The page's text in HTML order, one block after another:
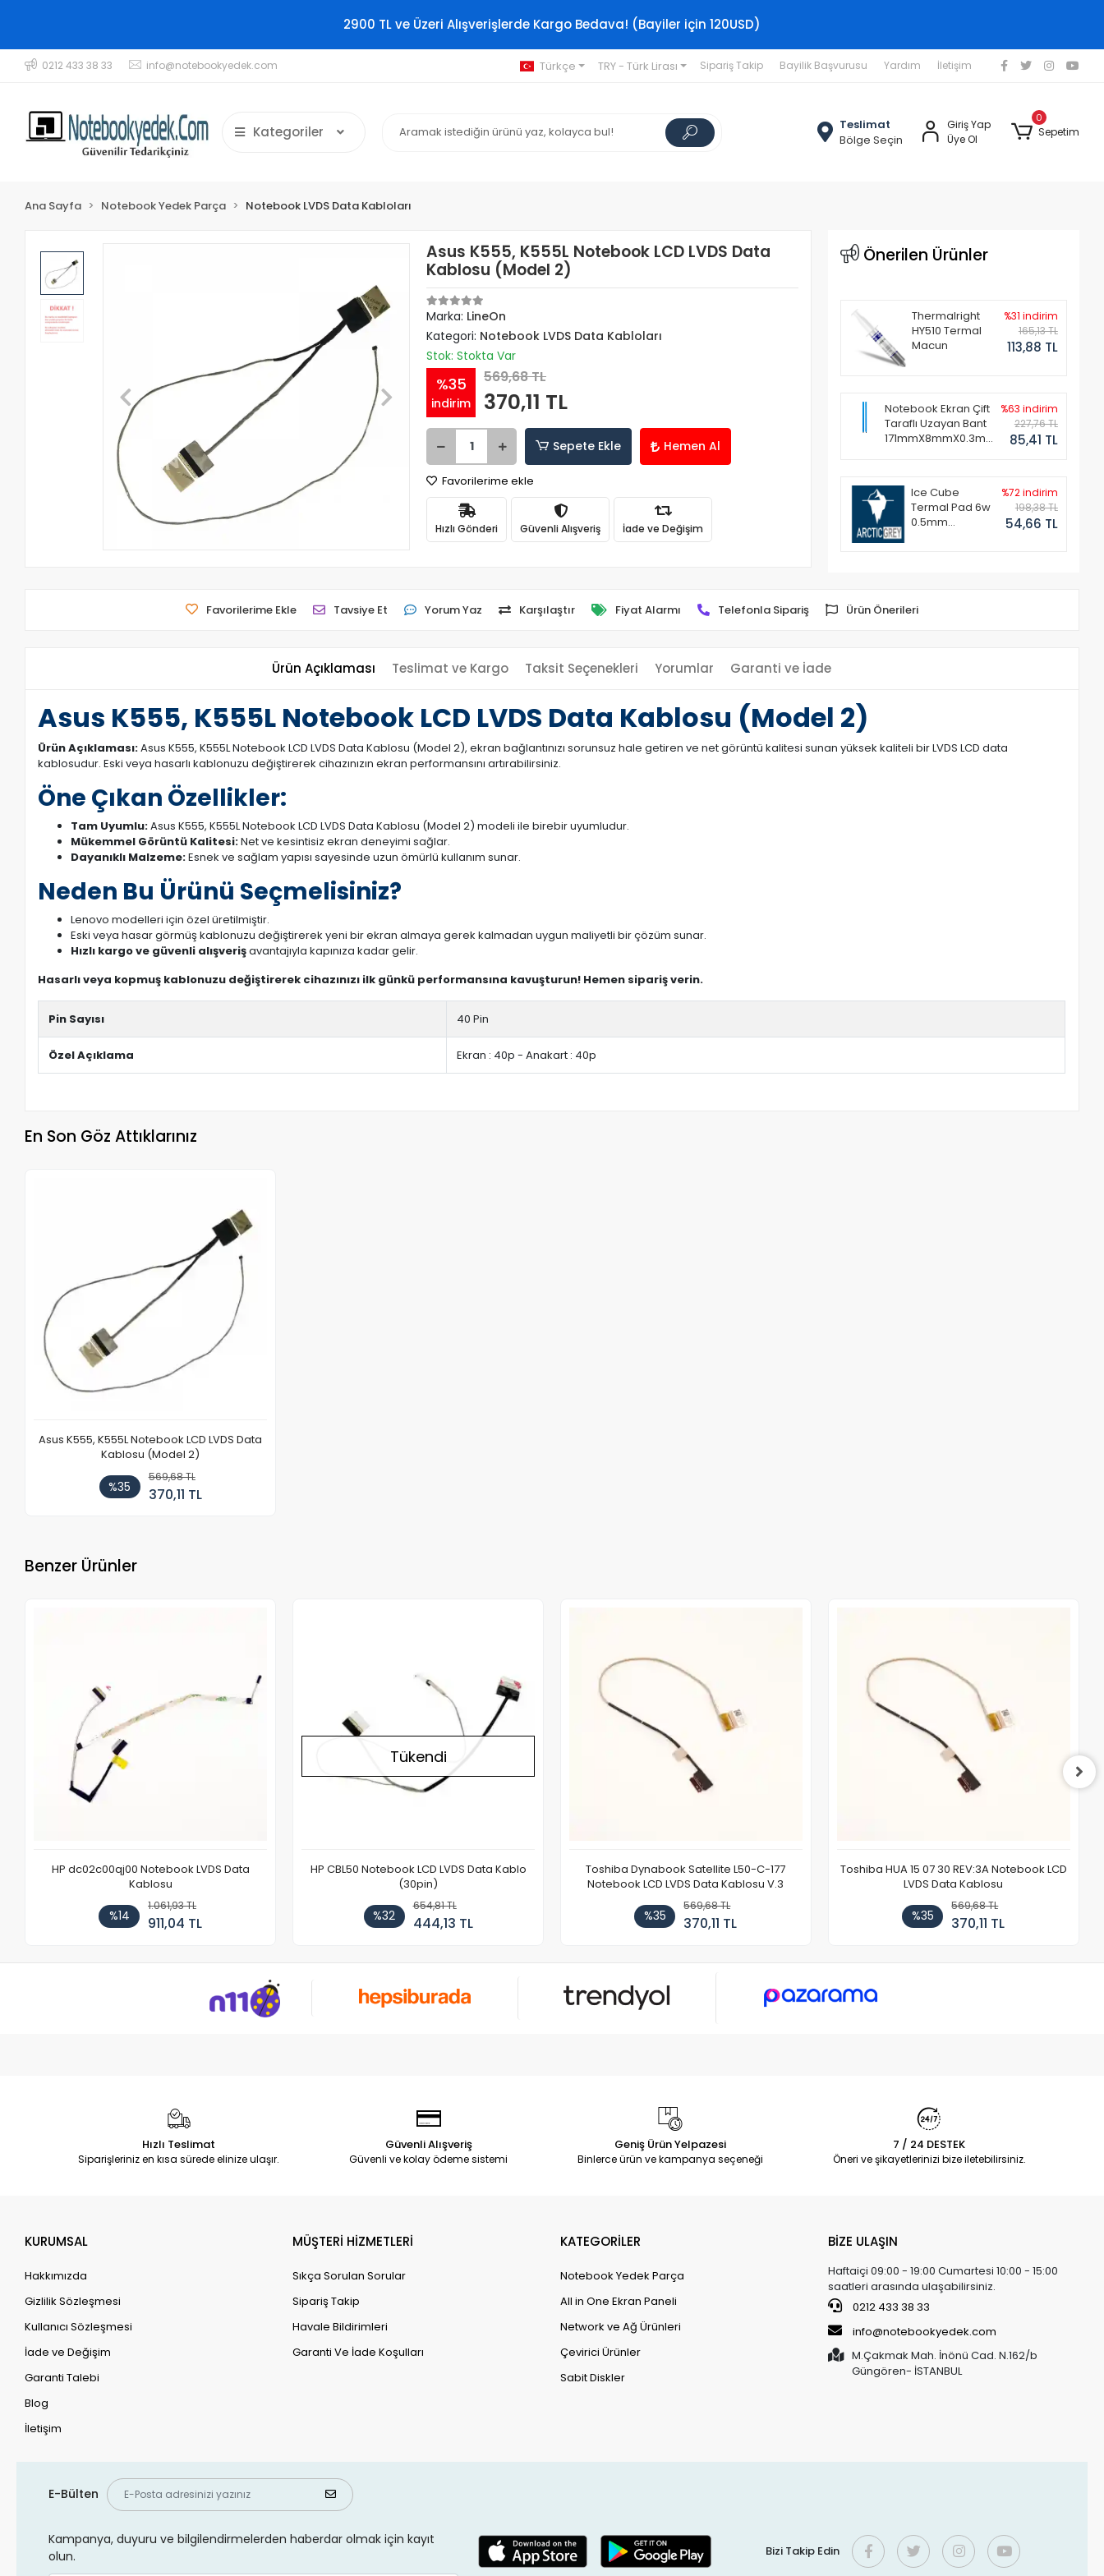
2900 TL ve Üzeri Alışverişlerde Kargo Bedava! (Bayiler için 120USD)
0212 433 38 33 info@notebookyedek.com Türkçe TRY - Türk Lirası Sipariş Takip Bayilik Başvurusu Yardım İletişim
Kategoriler
Teslimat
Bölge Seçin
Giriş Yap
Üye Ol
0
Sepetim
Ana Sayfa Notebook Yedek Parça Notebook LVDS Data Kabloları
Asus K555, K555L Notebook LCD LVDS Data
Kablosu (Model 2)
Marka: LineOn
Kategori: Notebook LVDS Data Kabloları
Stok: Stokta Var
%35
indirim
569,68 TL
370,11 TL
Sepete Ekle Hemen Al
Favorilerime ekle
Hızlı Gönderi Güvenli Alışveriş İade ve Değişim
Önerilen Ürünler
Thermalright
HY510 Termal
Macun
%31 indirim
165,13 TL
113,88 TL
Notebook Ekran Çift
Taraflı Uzayan Bant
171mmX8mmX0.3mm
%63 indirim
227,76 TL
85,41 TL
Ice Cube
Termal Pad 6w
0.5mm
%72 indirim
198,38 TL
54,66 TL
Favorilerime Ekle Tavsiye Et Yorum Yaz Karşılaştır Fiyat Alarmı Telefonla Sipariş Ürün Önerileri
Ürün Açıklaması Teslimat ve Kargo Taksit Seçenekleri Yorumlar Garanti ve İade
Asus K555, K555L Notebook LCD LVDS Data Kablosu (Model 2)
Ürün Açıklaması:Asus K555, K555L Notebook LCD LVDS Data Kablosu (Model 2), ekran bağlantınızı sorunsuz hale getiren ve net görüntü kalitesi sunan yüksek kaliteli bir LVDS LCD data
kablosudur. Eski veya hasarlı kablonuzu değiştirerek cihazınızın ekran performansını artırabilirsiniz.
Öne Çıkan Özellikler:
Tam Uyumlu:Asus K555, K555L Notebook LCD LVDS Data Kablosu (Model 2) modeli ile birebir uyumludur.
Mükemmel Görüntü Kalitesi:Net ve kesintisiz ekran deneyimi sağlar.
Dayanıklı Malzeme:Esnek ve sağlam yapısı sayesinde uzun ömürlü kullanım sunar.
Neden Bu Ürünü Seçmelisiniz?
Lenovo modelleri için özel üretilmiştir.
Eski veya hasar görmüş kablonuzu değiştirerek yeni bir ekran almaya gerek kalmadan uygun maliyetli bir çözüm sunar.
Hızlı kargo ve güvenli alışverişavantajıyla kapınıza kadar gelir.
Hasarlı veya kopmuş kablonuzu değiştirerek cihazınızı ilk günkü performansına kavuşturun! Hemen sipariş verin.
Pin Sayısı 40 Pin
Özel Açıklama Ekran : 40p - Anakart : 40p
En Son Göz Attıklarınız
Asus K555, K555L Notebook LCD LVDS Data
Kablosu (Model 2)
%35
569,68 TL
370,11 TL
Benzer Ürünler
HP dc02c00qj00 Notebook LVDS Data
Kablosu
%14
1.061,93 TL
911,04 TL
Tükendi
HP CBL50 Notebook LCD LVDS Data Kablo
(30pin)
%32
654,81 TL
444,13 TL
Toshiba Dynabook Satellite L50-C-177
Notebook LCD LVDS Data Kablosu V.3
%35
569,68 TL
370,11 TL
Toshiba HUA 15 07 30 REV:3A Notebook LCD
LVDS Data Kablosu
%35
569,68 TL
370,11 TL
Hızlı Teslimat
Siparişleriniz en kısa sürede elinize ulaşır.
Güvenli Alışveriş
Güvenli ve kolay ödeme sistemi
Geniş Ürün Yelpazesi
Binlerce ürün ve kampanya seçeneği
7 / 24 DESTEK
Öneri ve şikayetlerinizi bize iletebilirsiniz.
KURUMSAL
Hakkımızda
Gizlilik Sözleşmesi
Kullanıcı Sözleşmesi
İade ve Değişim
Garanti Talebi
Blog
İletişim
MÜŞTERİ HİZMETLERİ
Sıkça Sorulan Sorular
Sipariş Takip
Havale Bildirimleri
Garanti Ve İade Koşulları
KATEGORİLER
Notebook Yedek Parça
All in One Ekran Paneli
Network ve Ağ Ürünleri
Çevirici Ürünler
Sabit Diskler
BİZE ULAŞIN
Haftaiçi 09:00 - 19:00 Cumartesi 10:00 - 15:00
saatleri arasında ulaşabilirsiniz.
0212 433 38 33
info@notebookyedek.com
M.Çakmak Mah. İnönü Cad. N.162/b
Güngören- İSTANBUL
E-Bülten
Kampanya, duyuru ve bilgilendirmelerden haberdar olmak için kayıt
olun.
Bizi Takip Edin